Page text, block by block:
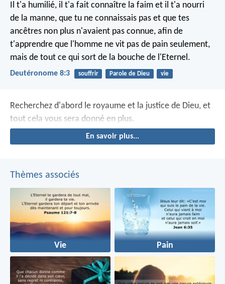
Il t'a humilié, il t'a fait connaître la faim et il t'a nourri
de la manne, que tu ne connaissais pas et que tes
ancêtres non plus n'avaient pas connue, afin de
t'apprendre que l'homme ne vit pas de pain seulement,
mais de tout ce qui sort de la bouche de l'Eternel.
Deutéronome 8:3 souffrir Parole de Dieu vie
Recherchez d'abord le royaume et la justice de Dieu, et
tout cela vous sera donné en plus.
En savoir plus...
Thèmes associés
Vie Pain